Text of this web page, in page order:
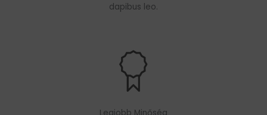
dapibus leo.
Legjobb Minőség